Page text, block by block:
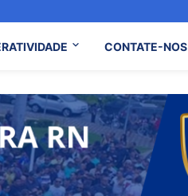
CONTATE-NOS